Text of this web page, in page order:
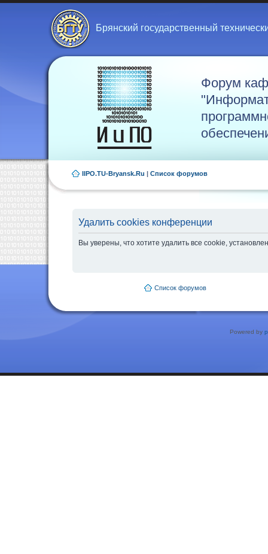
Брянский государственный
Форум
IIPO.TU-Bryansk.Ru | Список форумов
Удалить cookies конференции
Вы уверены, что хотите удалить все cookie,
Список форумов
Powered by